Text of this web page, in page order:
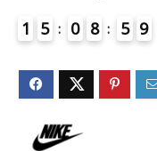
1 5 0 8 5 9